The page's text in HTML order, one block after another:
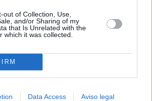
out of Collection, Use,
and/or Sharing of my
that Is Unrelated with the
which it was collected.
Data Access Aviso legal